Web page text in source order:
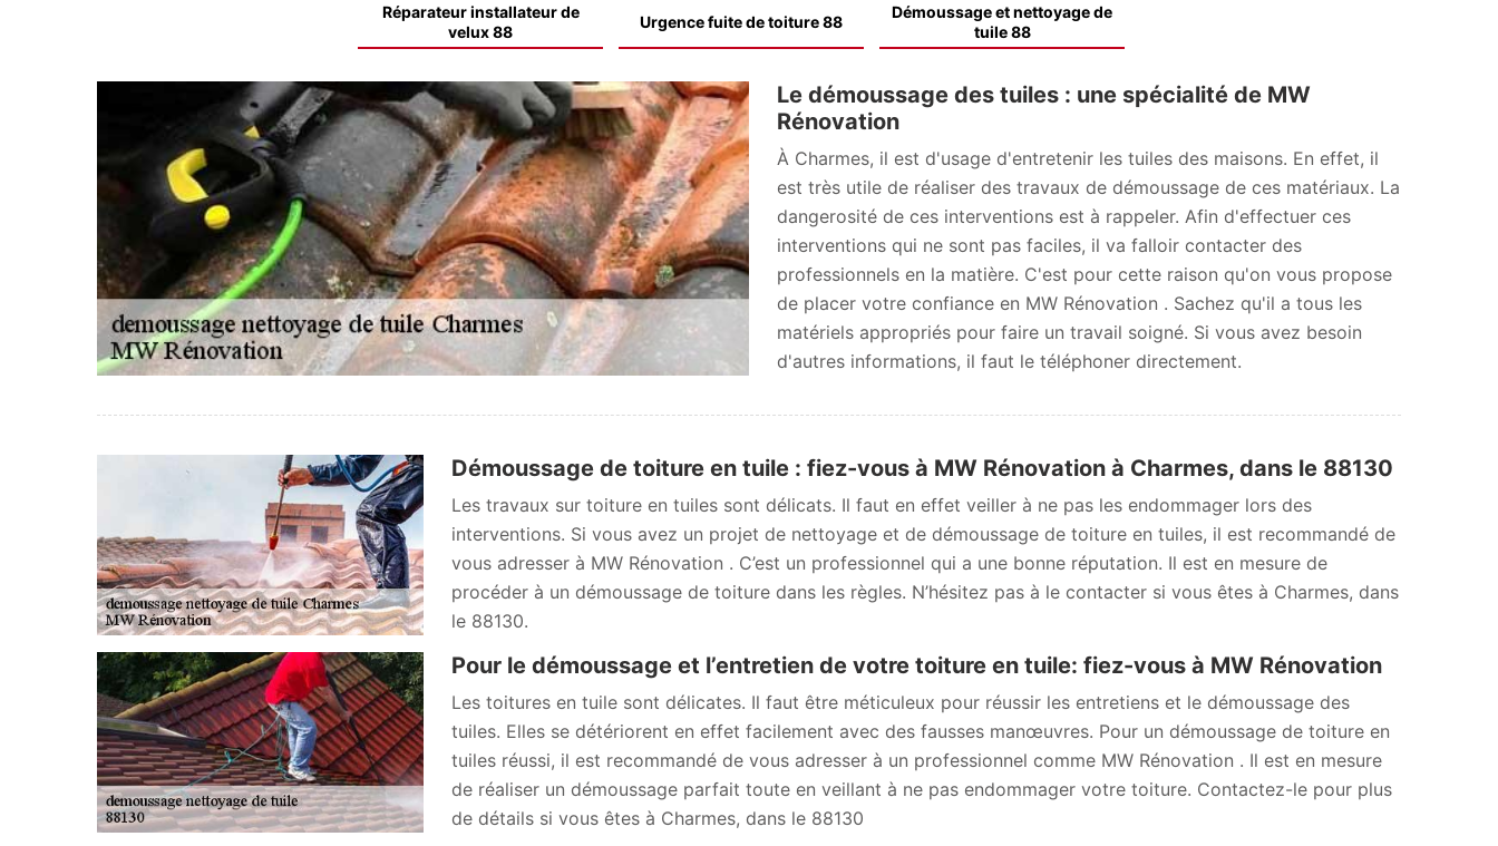
Réparateur installateur de
velux 88
Urgence fuite de toiture 88
Démoussage et nettoyage de
tuile 88
Le démoussage des tuiles : une spécialité de MW
Rénovation
À Charmes, il est d'usage d'entretenir les tuiles des maisons. En effet, il
est très utile de réaliser des travaux de démoussage de ces matériaux. La
dangerosité de ces interventions est à rappeler. Afin d'effectuer ces
interventions qui ne sont pas faciles, il va falloir contacter des
professionnels en la matière. C'est pour cette raison qu'on vous propose
de placer votre confiance en MW Rénovation . Sachez qu'il a tous les
matériels appropriés pour faire un travail soigné. Si vous avez besoin
d'autres informations, il faut le téléphoner directement.
Démoussage de toiture en tuile : fiez-vous à MW Rénovation à Charmes, dans le 88130
Les travaux sur toiture en tuiles sont délicats. Il faut en effet veiller à ne pas les endommager lors des
interventions. Si vous avez un projet de nettoyage et de démoussage de toiture en tuiles, il est recommandé de
vous adresser à MW Rénovation . C’est un professionnel qui a une bonne réputation. Il est en mesure de
procéder à un démoussage de toiture dans les règles. N’hésitez pas à le contacter si vous êtes à Charmes, dans
le 88130.
Pour le démoussage et l’entretien de votre toiture en tuile: fiez-vous à MW Rénovation
Les toitures en tuile sont délicates. Il faut être méticuleux pour réussir les entretiens et le démoussage des
tuiles. Elles se détériorent en effet facilement avec des fausses manœuvres. Pour un démoussage de toiture en
tuiles réussi, il est recommandé de vous adresser à un professionnel comme MW Rénovation . Il est en mesure
de réaliser un démoussage parfait toute en veillant à ne pas endommager votre toiture. Contactez-le pour plus
de détails si vous êtes à Charmes, dans le 88130